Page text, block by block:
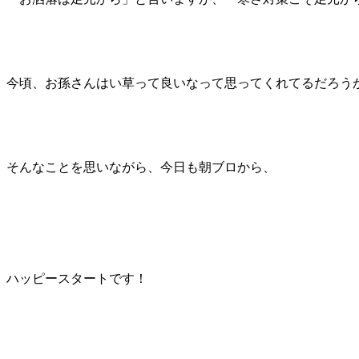
今頃、お孫さんはい草って良いなって思ってくれてるだろう
そんなことを思いながら、今日も朝ブロから、
ハッピースタートです！